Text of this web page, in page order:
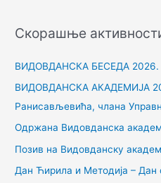
т
з
а
:
Скорашње
ВИДОВДАНСКА БЕСЕДА 2026.
ВИДОВДАНСКА АКАДЕМИЈА
Ранисављевића, члана
Одржана Видовданска
Позив на Видовданску
Дан Ћирила и Методија – Дан